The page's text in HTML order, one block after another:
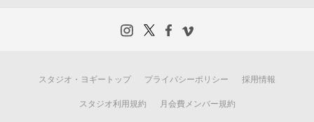
スタジオ・ヨギートップ プライバシーポリシー 採用情報
スタジオ利用規約 月会費メンバー規約